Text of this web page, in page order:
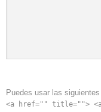
Puedes usar las
<a href="" title="">